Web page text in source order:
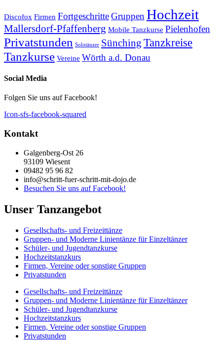
Discofox Firmen FortgeschritteGruppen Hochzeit
Mallersdorf-Pfaffenberg Mobile Tanzkurse Pielenhofen
Privatstunden Solotänzer Sünching Tanzkreise
Tanzkurse Vereine Wörth a.d. Donau
Social Media
Folgen Sie uns auf Facebook!
Icon-sfs-facebook-squared
Kontakt
Galgenberg-Ost 26
93109 Wiesent
09482 95 96 82
info@schritt-fuer-schritt-mit-dojo.de
Besuchen Sie uns auf Facebook!
Unser Tanzangebot
Gesellschafts- und Freizeittänze
Gruppen- und Moderne Linientänze für Einzeltänzer
Schüler- und Jugendtanzkurse
Hochzeitstanzkurs
Firmen, Vereine oder sonstige Gruppen
Privatstunden
Gesellschafts- und Freizeittänze
Gruppen- und Moderne Linientänze für Einzeltänzer
Schüler- und Jugendtanzkurse
Hochzeitstanzkurs
Firmen, Vereine oder sonstige Gruppen
Privatstunden